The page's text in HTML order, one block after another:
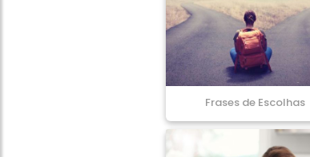
Frases de Escolhas